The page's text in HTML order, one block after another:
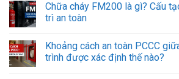
Chữa cháy FM200 là gì? Cấu
trì an toàn
Khoảng cách an toàn PCCC
trình được xác định thế nào?